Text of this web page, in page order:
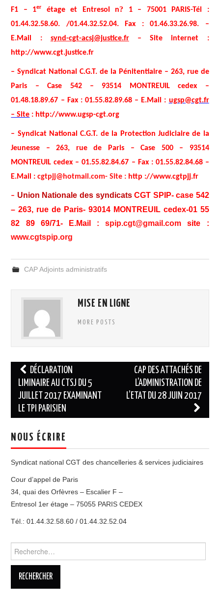
F1 – 1er étage et Entresol n? 1 – 75001 PARIS-Tél :
01.44.32.58.60. /01.44.32.52.04. Fax : 01.46.33.26.98. –
E.Mail : synd-cgt-acsj@justice.fr– Site internet :
http://www.cgt.justice.fr
– Syndicat National C.G.T. de la Pénitentiaire – 263, rue de
Paris – Case 542 – 93514 MONTREUIL cedex –
01.48.18.89.67 – Fax : 01.55.82.89.68 – E.Mail : ugsp@cgt.fr
– Site : http://www.ugsp-cgt.org
– Syndicat National C.G.T. de la Protection Judiciaire de la
Jeunesse – 263, rue de Paris – Case 500 – 93514
MONTREUIL cedex – 01.55.82.84.67 – Fax : 01.55.82.84.68 –
E.Mail :cgtpjj@hotmail.com- Site : http ://www.cgtpjj.fr
– Union Nationale des syndicatsCGT SPIP-case 542
– 263, rue de Paris- 93014 MONTREUIL cedex-01 55
82 89 69/71- E.Mail :spip.cgt@gmail.com site :
www.cgtspip.org
CAP Adjoints administratifs
MISE EN LIGNE
MORE POSTS
Navigation
des
articles
DÉCLARATION
LIMINAIRE AU CTSJ DU 5
JUILLET 2017 EXAMINANT
LE TPI PARISIEN
CAP DES ATTACHÉS DE
L’ADMINISTRATION DE
L’ETAT DU 28 JUIN 2017
NOUS ÉCRIRE
Syndicat national CGT des chancelleries & services judiciaires
Cour d’appel de Paris
34, quai des Orfèvres – Escalier F –
Entresol 1er étage – 75055 PARIS CEDEX
Tél.: 01.44.32.58.60 / 01.44.32.52.04